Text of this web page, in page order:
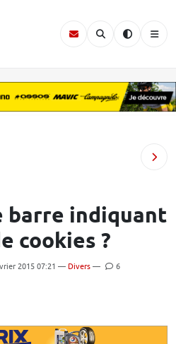
barre indiquant
cookies ?
2015 07:21 — Divers — 6